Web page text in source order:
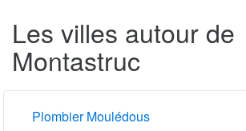
Les villes autour de
Montastruc
Plombier Moulédous